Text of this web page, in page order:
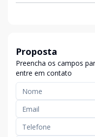
Proposta
Preencha os campos
entre em contato